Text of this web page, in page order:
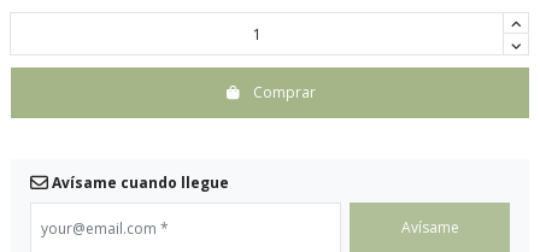
Comprar
Avísame cuando llegue
your@email.com *